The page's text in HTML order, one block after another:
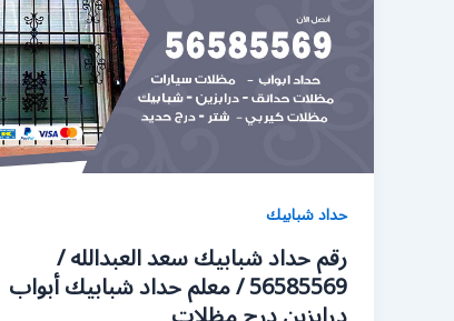
حداد شبابيك
رقم حداد شبابيك سعد العبدالله /
56585569 / معلم حداد شبابيك أبواب